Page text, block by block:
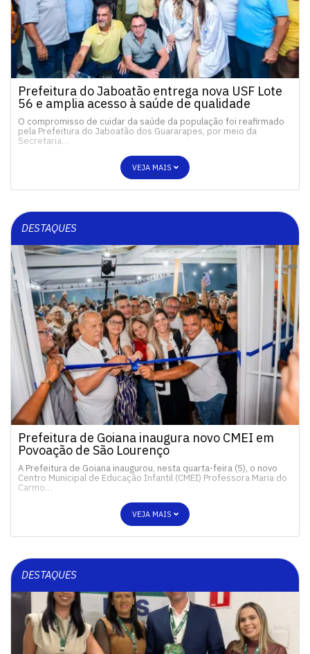
Prefeitura do Jaboatão entrega nova USF Lote
56 e amplia acesso à saúde de qualidade
O compromisso de cuidar da saúde da população foi reafirmado
pela Prefeitura do Jaboatão dos Guararapes, por meio da
Secretaria…
VEJA MAIS
DESTAQUES
Prefeitura de Goiana inaugura novo CMEI em
Povoação de São Lourenço
A Prefeitura de Goiana inaugurou, nesta quarta-feira (5), o novo
Centro Municipal de Educação Infantil (CMEI) Professora Maria do
Carmo…
VEJA MAIS
DESTAQUES